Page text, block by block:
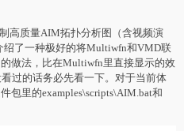
高质量AIM拓扑分析图（含视频演
绍了一种极好的将Multiwfn和VMD联
做法，比在Multiwfn里直接显示的效
过的话务必先看一下。对于当前体
包里的examples\scripts\AIM.bat和